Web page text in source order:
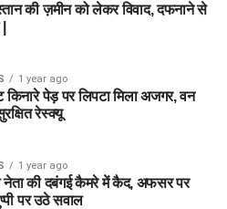
की ज़मीन को लेकर विवाद, दफनाने से
1 year ago
किनारे पेड़ पर लिपटा मिला अजगर, वन
रेस्क्यू
1 year ago
नेता की दबंगई कैमरे में कैद, अफसर पर
पर उठे सवाल